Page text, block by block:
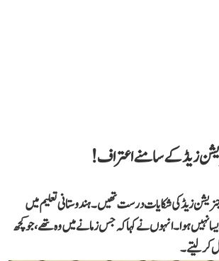
زیڈ کے سامنے اعتراف!
زیڈ کی شکایات درست تھیں۔ ہندوستانی تعلیم میں
نہیں ہوا۔انہوں نے کہا کہ جس زمانے میں وہ تھے،جو کچھ
کر لیتے۔